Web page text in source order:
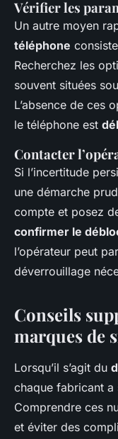
Vérifier les
Un autre moyen
téléphone
Recherchez les
souvent situées
L’absence de ces
le téléphone est
Contacter
Si l’incertitude
une démarche
compte et posez
confirmer le
l’opérateur peut
déverrouillage
Conseils
marques de
Lorsqu’il s’agit du
chaque fabricant
Comprendre ces
et éviter des